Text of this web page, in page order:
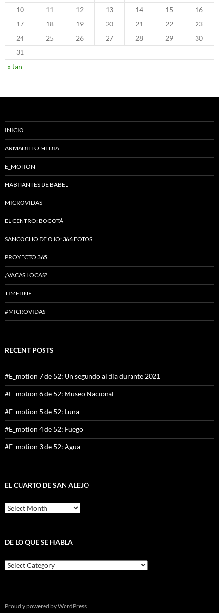
10
11 12 13 14 15
16
17
18 19 20 21 22
23
24
25 26 27 28 29
30
31
« Jan
INICIO
ARMADILLO MEDIA
E_MOTION
HABITANTES DE BABEL
MICROVIDAS
EL CENTRO: BOGOTÁ
SANCOCHO DE OJO: 366 FOTOS
PROYECTO 365
¿VACAS LOCAS?
TIMELINE
#MICROVIDAS
RECENT POSTS
#E_motion 7 de 52: Un segundo al día durante 2021
#E_motion 6 de 52: Museo Nacional
#E_motion 5 de 52: Luna
#E_motion 4 de 52: Fuego
#E_motion 3 de 52: Agua
EL CUARTO DE SAN ALEJO
El
cuarto
Alejo
DE LO QUE SE HABLA
De
lo
Proudly powered by WordPress